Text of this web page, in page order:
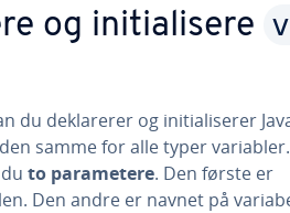
og initialisere
du deklarerer og initialiserer
samme for alle typer
to parametere. Den første er
Den andre er navnet på